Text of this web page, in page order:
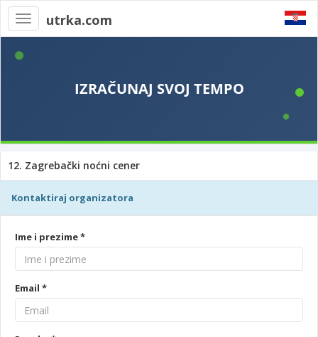
Toggle
navigation
utrka.com
12. Zagrebački noćni cener
Kontaktiraj organizatora
Ime i prezime *
Email *